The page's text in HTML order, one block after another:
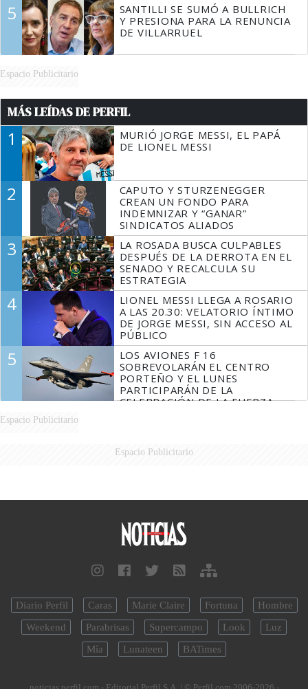
5
SANTILLI SE SUMÓ A BULLRICH
Y PRESIONA PARA LA RENUNCIA
DE VILLARRUEL
Espacio Publicitario
MÁS LEÍDAS DE PERFIL
1
MURIÓ JORGE MESSI, EL PAPÁ
DE LIONEL MESSI
2
CAPUTO Y STURZENEGGER
CREAN UN FONDO PARA
INDEMNIZAR Y “GANAR”
SINDICATOS ALIADOS
3
LA ROSADA BUSCA CULPABLES
DESPUÉS DE LA DERROTA EN EL
SENADO Y RECALCULA SU
ESTRATEGIA
4
LIONEL MESSI LLEGA A ROSARIO
A LAS 20.30: VELATORIO ÍNTIMO
DE JORGE MESSI, SIN ACCESO AL
PÚBLICO
5
LOS AVIONES F 16
SOBREVOLARÁN EL CENTRO
PORTEÑO Y EL LUNES
PARTICIPARÁN DE LA
CELEBRACIÓN DE LA FUERZA
Espacio Publicitario
Espacio Publicitario
Diario Perfil Caras Marie Claire Fortuna
Hombre
Weekend
Parabrisas Supercampo Look
Luz
Mía
Lunateen BATimes